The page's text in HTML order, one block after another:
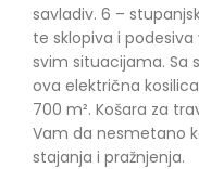
savladiv. 6 –
te sklopiva i
svim situacijama. Sa
ova električna
700 m². Košara za
Vam da nesmetano
stajanja i pražnjenja.